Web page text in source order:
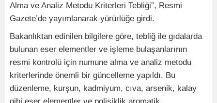
Alma ve Analiz Metodu Kriterleri Tebliği”, Resmi
Gazete’de yayımlanarak yürürlüğe girdi.
Bakanlıktan edinilen bilgilere göre, tebliğ ile gıdalarda
bulunan eser elementler ve işleme bulaşanlarının
resmi kontrolü için numune alma ve analiz metodu
kriterlerinde önemli bir güncelleme yapıldı. Bu
düzenleme, kurşun, kadmiyum, cıva, arsenik, kalay
gibi eser elementler ve polisiklik aromatik